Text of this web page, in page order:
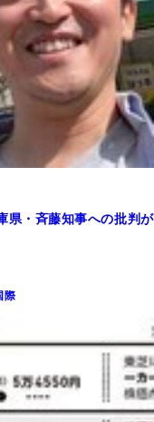
県・斉藤知事への批判が
際